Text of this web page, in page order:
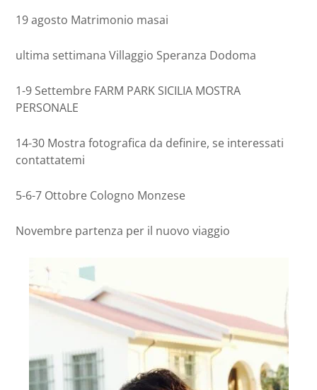
19 agosto Matrimonio masai
ultima settimana Villaggio Speranza Dodoma
1-9 Settembre FARM PARK SICILIA MOSTRA
PERSONALE
14-30 Mostra fotografica da definire, se interessati
contattatemi
5-6-7 Ottobre Cologno Monzese
Novembre partenza per il nuovo viaggio